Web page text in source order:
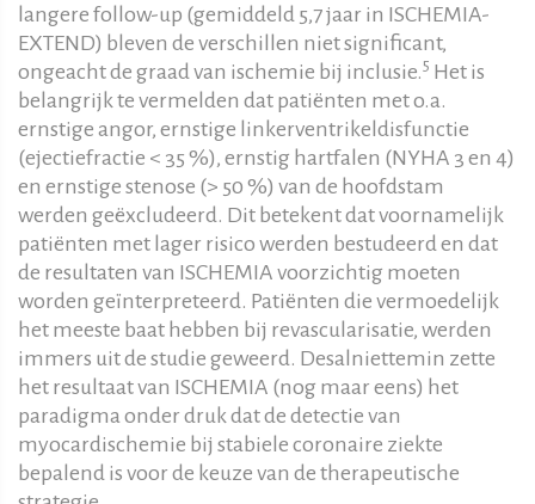
langere follow-up (gemiddeld 5,7 jaar in ISCHEMIA-
EXTEND) bleven de verschillen niet significant,
ongeacht de graad van ischemie bij inclusie. 5 Het is
belangrijk te vermelden dat patiënten met o.a.
ernstige angor, ernstige linkerventrikeldisfunctie
(ejectiefractie < 35 %), ernstig hartfalen (NYHA 3 en 4)
en ernstige stenose (> 50 %) van de hoofdstam
werden geëxcludeerd. Dit betekent dat voornamelijk
patiënten met lager risico werden bestudeerd en dat
de resultaten van ISCHEMIA voorzichtig moeten
worden geïnterpreteerd. Patiënten die vermoedelijk
het meeste baat hebben bij revascularisatie, werden
immers uit de studie geweerd. Desalniettemin zette
het resultaat van ISCHEMIA (nog maar eens) het
paradigma onder druk dat de detectie van
myocardischemie bij stabiele coronaire ziekte
bepalend is voor de keuze van de therapeutische